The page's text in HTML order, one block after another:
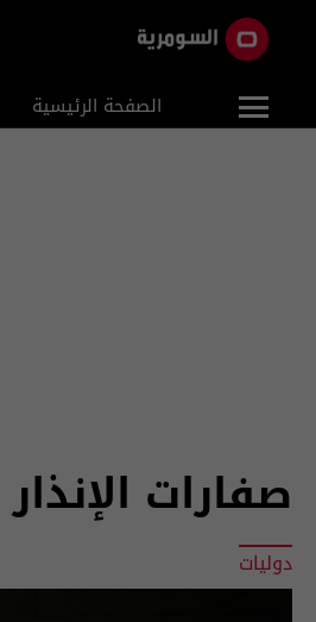
الصفحة الرئيسية
صفارات
دوليات